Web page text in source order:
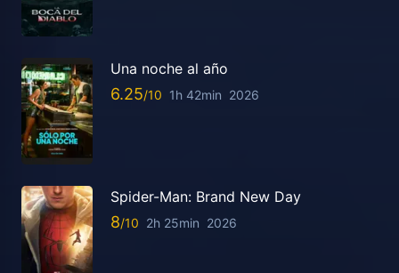
Una noche al año
6.25 1h 42min 2026
Spider-Man: Brand New Day
8 2h 25min 2026